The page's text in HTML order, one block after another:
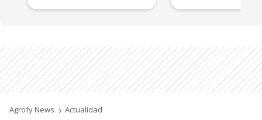
Agrofy News Actualidad